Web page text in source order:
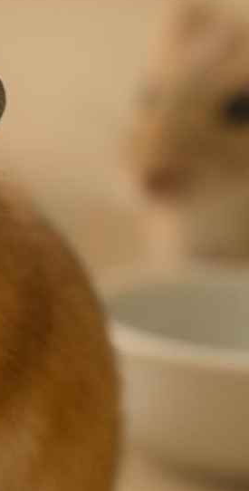
per cani grandi:
a letto e
stress per le
Diets
Purine per cani:
aiutare davvero i
lavabile ideale per